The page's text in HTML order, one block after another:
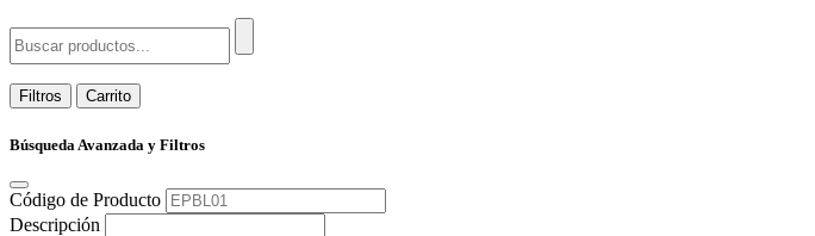
Filtros Carrito
Búsqueda Avanzada y Filtros
Código de Producto
Descripción